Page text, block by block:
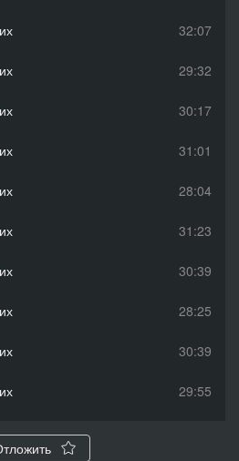
32:07
29:32
30:17
31:01
28:04
31:23
30:39
28:25
30:39
29:55